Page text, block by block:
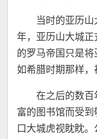
当时的亚历
年，亚历山大城
的罗马帝国只是
如希腊时期那样，
在之后的数百
富的图书馆而受
口大城虎视眈眈